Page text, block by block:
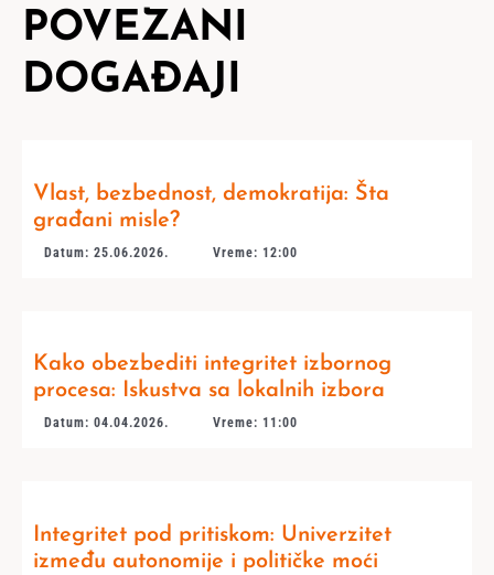
POVEZANI
DOGAĐAJI
Vlast, bezbednost, demokratija: Šta
građani misle?
Datum: 25.06.2026. Vreme: 12:00
Kako obezbediti integritet izbornog
procesa: Iskustva sa lokalnih izbora
Datum: 04.04.2026. Vreme: 11:00
Integritet pod pritiskom: Univerzitet
između autonomije i političke moći